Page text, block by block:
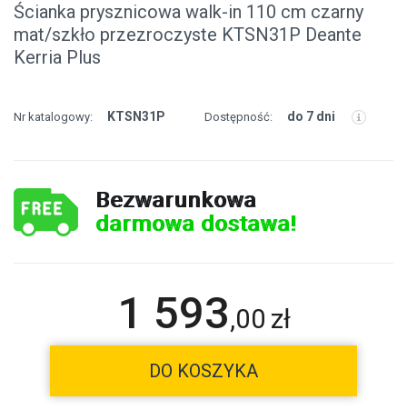
Ścianka prysznicowa walk-in 110 cm czarny
mat/szkło przezroczyste KTSN31P Deante
Kerria Plus
Nr katalogowy: KTSN31P Dostępność: do 7 dni
Bezwarunkowa
darmowa dostawa!
1 593,00 zł
DO KOSZYKA